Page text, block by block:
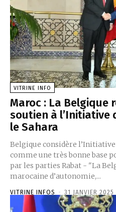
VITRINE INFO
Maroc : La Belgique
soutien à l’Initiative
le Sahara
Belgique considère
comme une très bonne base
par les parties Rabat - "La
marocaine d’autonomie,...
VITRINE INFOS - 31 JANVIER 2025